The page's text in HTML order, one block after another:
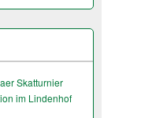
Skatturnier
im Lindenhof